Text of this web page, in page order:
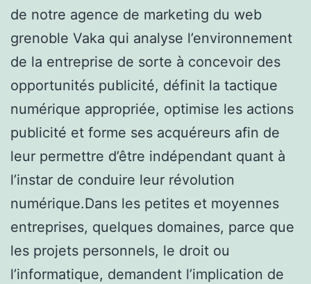
de notre agence de marketing du web
grenoble Vaka qui analyse l’environnement
de la entreprise de sorte à concevoir des
opportunités publicité, définit la tactique
numérique appropriée, optimise les actions
publicité et forme ses acquéreurs afin de
leur permettre d’être indépendant quant à
l’instar de conduire leur révolution
numérique.Dans les petites et moyennes
entreprises, quelques domaines, parce que
les projets personnels, le droit ou
l’informatique, demandent l’implication de